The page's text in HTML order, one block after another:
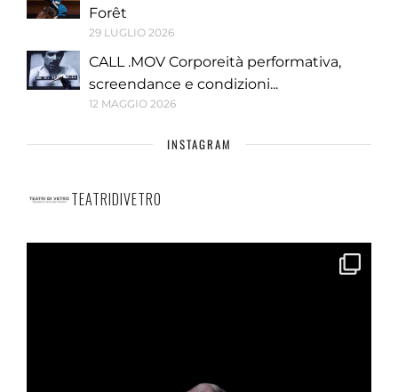
Forêt
29 LUGLIO 2026
CALL .MOV Corporeità performativa,
screendance e condizioni...
12 MAGGIO 2026
INSTAGRAM
TEATRIDIVETRO